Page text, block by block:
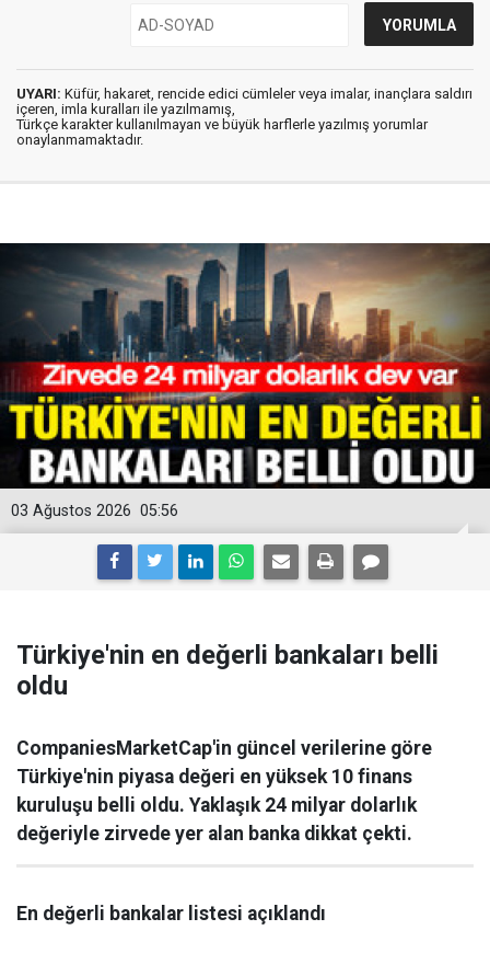
UYARI: Küfür, hakaret, rencide edici cümleler veya imalar, inançlara saldırı
içeren, imla kuralları ile yazılmamış,
Türkçe karakter kullanılmayan ve büyük harflerle yazılmış yorumlar
onaylanmamaktadır.
05:56
03 Ağustos 2026
Türkiye'nin en değerli bankaları belli
oldu
CompaniesMarketCap'in güncel verilerine göre
Türkiye'nin piyasa değeri en yüksek 10 finans
kuruluşu belli oldu. Yaklaşık 24 milyar dolarlık
değeriyle zirvede yer alan banka dikkat çekti.
En değerli bankalar listesi açıklandı